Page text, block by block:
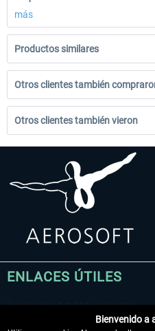
más
Productos similares
Otros clientes también
Otros clientes también vieron
ENLACES ÚTILES
Bienvenido a